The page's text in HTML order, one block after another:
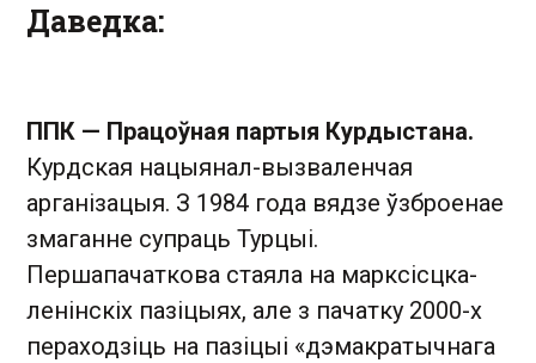
Даведка:
ППК — Працоўная партыя Курдыстана.
Курдская нацыянал-вызваленчая
арганізацыя. З 1984 года вядзе ўзброенае
змаганне супраць Турцыі.
Першапачаткова стаяла на марксісцка-
ленінскіх пазіцыях, але з пачатку 2000-х
пераходзіць на пазіцыі «дэмакратычнага